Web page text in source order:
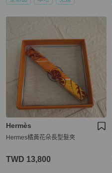
Hermès
Hermes橘黃花朵長型髮夾
TWD 13,800